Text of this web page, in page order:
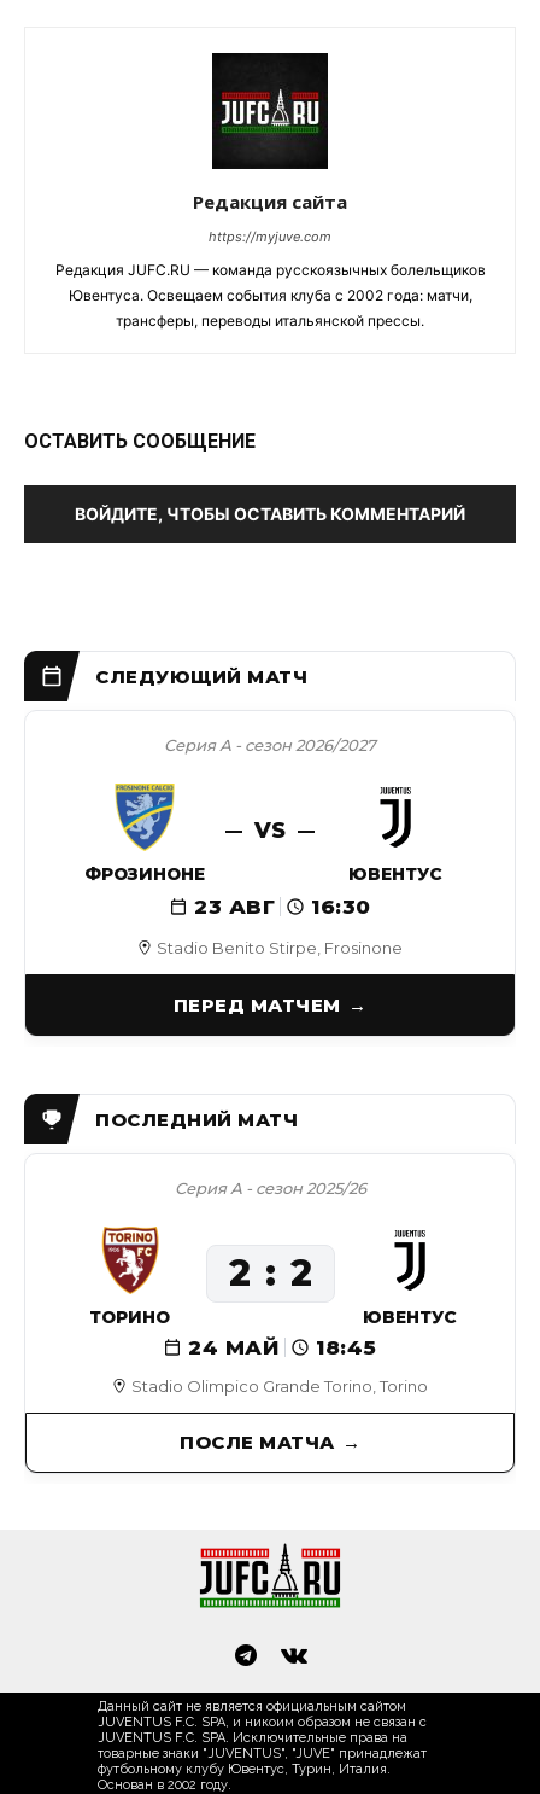
Редакция сайта
https://myjuve.com
Редакция JUFC.RU — команда русскоязычных болельщиков
Ювентуса. Освещаем события клуба с 2002 года: матчи,
трансферы, переводы итальянской прессы.
ОСТАВИТЬ СООБЩЕНИЕ
ВОЙДИТЕ, ЧТОБЫ ОСТАВИТЬ КОММЕНТАРИЙ
Stadio Benito Stirpe, Frosinone
Серия А - сезон 2026/2027
ФРОЗИНОНЕ
VS
ЮВЕНТУС
23 АВГ 16:30
ПЕРЕД МАТЧЕМ
Stadio Olimpico Grande Torino, Torino
Серия А - сезон 2025/26
24 МАЙ 18:45
ТОРИНО
2 2
ЮВЕНТУС
ПОСЛЕ МАТЧА
Данный сайт не является официальным сайтом
JUVENTUS F.C. SPA, и никоим образом не связан с
JUVENTUS F.C. SPA. Исключительные права на
товарные знаки "JUVENTUS", "JUVE" принадлежат
футбольному клубу Ювентус, Турин, Италия.
Основан в 2002 году.